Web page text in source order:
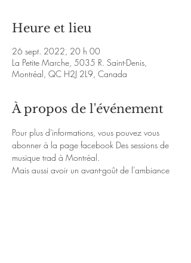
Heure et lieu
26 sept. 2022, 20 h 00
La Petite Marche, 5035 R. Saint-Denis,
Montréal, QC H2J 2L9, Canada
À propos de l'événement
Pour plus d'informations, vous pouvez vous
abonner à la page facebook Des sessions de
musique trad à Montréal.
Mais aussi avoir un avant-goût de l'ambiance